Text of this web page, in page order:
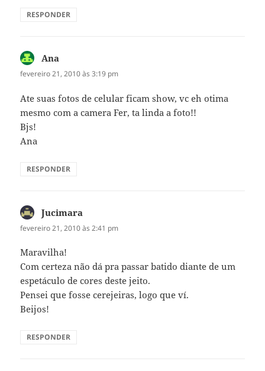
RESPONDER
Ana
fevereiro 21, 2010 às 3:19 pm
Ate suas fotos de celular ficam show, vc eh otima
mesmo com a camera Fer, ta linda a foto!!
Bjs!
Ana
RESPONDER
Jucimara
fevereiro 21, 2010 às 2:41 pm
Maravilha!
Com certeza não dá pra passar batido diante de um
espetáculo de cores deste jeito.
Pensei que fosse cerejeiras, logo que ví.
Beijos!
RESPONDER